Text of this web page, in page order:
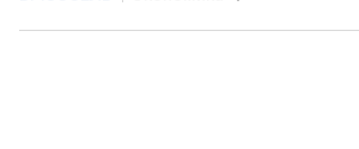
Мировая экономика РОССИЯ